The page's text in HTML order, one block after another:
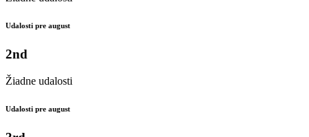
Udalosti pre august
2nd
Žiadne udalosti
Udalosti pre august